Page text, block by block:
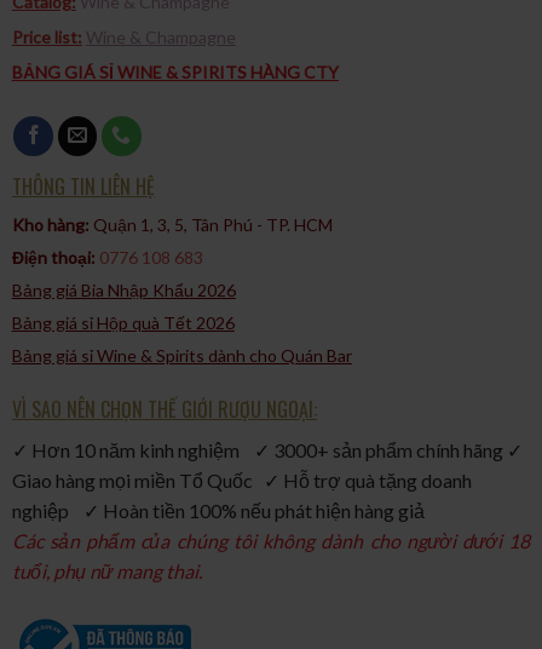
Price list: Wine & Champagne
BẢNG GIÁ SỈ WINE & SPIRITS HÀNG CTY
THÔNG TIN LIÊN HỆ
Kho hàng: Quận 1, 3, 5, Tân Phú - TP. HCM​
Điện thoại: 0776 108 683
Bảng giá Bia Nhập Khẩu 2026
Bảng giá sỉ Hộp quà Tết 2026
Bảng giá sỉ Wine & Spirits dành cho Quán Bar
VÌ SAO NÊN CHỌN THẾ GIỚI RƯỢU NGOẠI:
✓ Hơn 10 năm kinh nghiệm ✓ 3000+ sản phẩm chính hãng ✓
Giao hàng mọi miền Tổ Quốc ✓ Hỗ trợ quà tặng doanh
nghiệp ✓ Hoàn tiền 100% nếu phát hiện hàng giả
Các sản phẩm của chúng tôi không dành cho người dưới 18
tuổi, phụ nữ mang thai.